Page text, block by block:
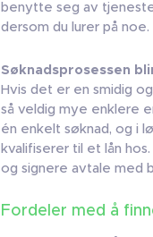
benytte seg av
dersom du lurer på noe.
Søknadsprosessen
Hvis det er en smidig
så veldig mye enklere
én enkelt søknad, og i
kvalifiserer til et lån
og signere avtale med
Fordeler med å